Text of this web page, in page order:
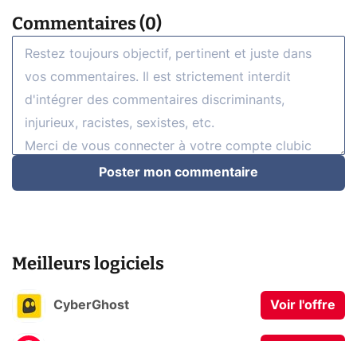
Commentaires (0)
Poster mon commentaire
Meilleurs logiciels
CyberGhost Voir l'offre